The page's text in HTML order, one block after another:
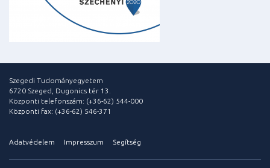
Szegedi Tudományegyetem
6720 Szeged, Dugonics tér 13.
Központi telefonszám: (+36-62) 544-000
Központi fax: (+36-62) 546-371
Adatvédelem Impresszum Segítség